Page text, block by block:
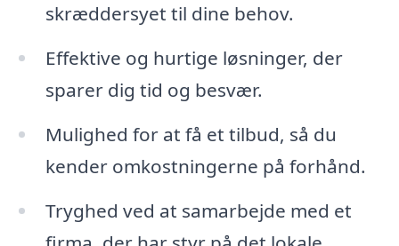
skræddersyet til dine behov.
Effektive og hurtige løsninger, der
sparer dig tid og besvær.
Mulighed for at få et tilbud, så du
kender omkostningerne på forhånd.
Tryghed ved at samarbejde med et